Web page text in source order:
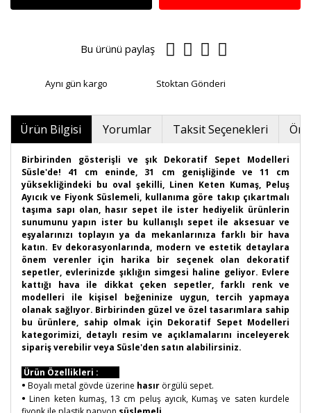
Bu ürünü paylaş
Aynı gün kargo Stoktan Gönderi
Ürün Bilgisi Yorumlar Taksit Seçenekleri
Birbirinden gösterişli ve şık Dekoratif Sepet Modelleri
Süsle'de! 41 cm eninde, 31 cm genişliğinde ve 11 cm
yüksekliğindeki bu oval şekilli, Linen Keten Kumaş, Peluş
Ayıcık ve Fiyonk Süslemeli, kullanıma göre takıp çıkartmalı
taşıma sapı olan, hasır sepet ile ister hediyelik ürünlerin
sunumunu yapın ister bu kullanışlı sepet ile aksesuar ve
eşyalarınızı toplayın ya da mekanlarınıza farklı bir hava
katın. Ev dekorasyonlarında, modern ve estetik detaylara
önem verenler için harika bir seçenek olan dekoratif
sepetler, evlerinizde şıklığın simgesi haline geliyor. Evlere
kattığı hava ile dikkat çeken sepetler, farklı renk ve
modelleri ile kişisel beğeninize uygun, tercih yapmaya
olanak sağlıyor. Birbirinden güzel ve özel tasarımlara sahip
bu ürünlere, sahip olmak için Dekoratif Sepet Modelleri
kategorimizi, detaylı resim ve açıklamalarını inceleyerek
sipariş verebilir veya Süsle'den satın alabilirsiniz.
Ürün Özellikleri :
• Boyalı metal gövde üzerine hasır örgülü sepet.
• Linen keten kumaş, 13 cm peluş ayıcık, Kumaş ve saten kurdele